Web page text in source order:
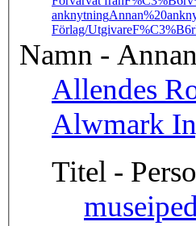
anknytning
Förlag/Utgivare
Namn -
Allendes
Alwmark
Titel -